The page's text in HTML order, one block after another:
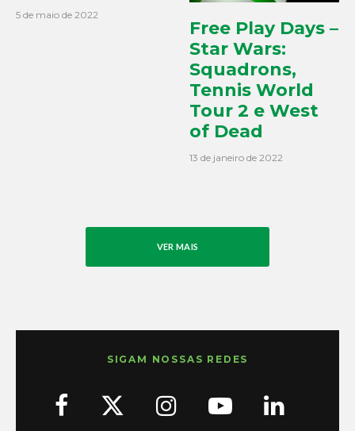
5 de maio de 2022
Free Play Days –
Star Wars:
Squadrons,
Tennis World
Tour 2 e West
of Dead
13 de janeiro de 2022
VER MAIS
SIGAM NOSSAS REDES